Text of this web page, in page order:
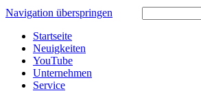
Navigation überspringen
Startseite
Neuigkeiten
YouTube
Unternehmen
Service